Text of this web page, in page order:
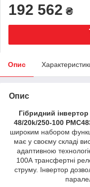
192 562 ₴
Опис
Опис
Гібридний
48/20k/250-100
широким набором
має у своєму складі
адаптивною
100А трансфертні
струму. Інвертор